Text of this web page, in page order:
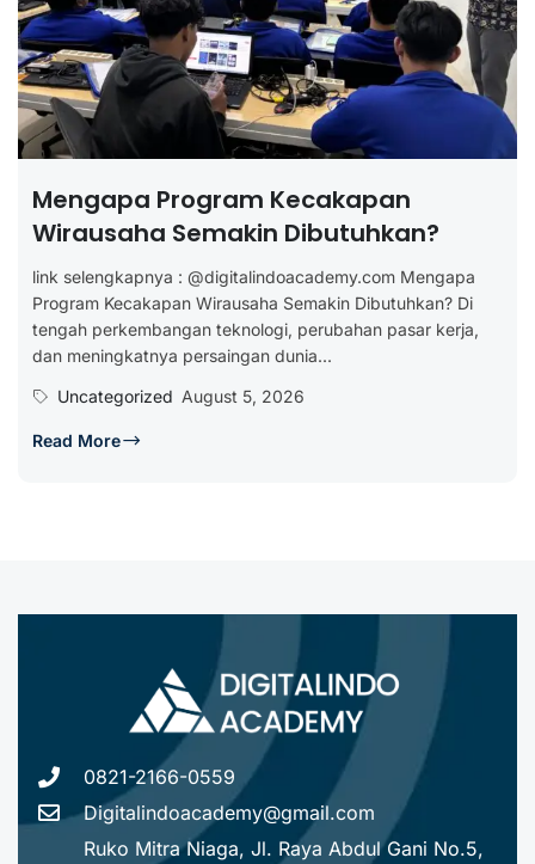
Mengapa Program Kecakapan
Wirausaha Semakin Dibutuhkan?
link selengkapnya : @digitalindoacademy.com Mengapa
Program Kecakapan Wirausaha Semakin Dibutuhkan? Di
tengah perkembangan teknologi, perubahan pasar kerja,
dan meningkatnya persaingan dunia...
Uncategorized August 5, 2026
Read More
0821-2166-0559
Digitalindoacademy@gmail.com
Ruko Mitra Niaga, Jl. Raya Abdul Gani No.5,